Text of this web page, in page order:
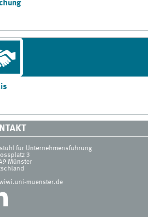
für Unternehmensführung
3
Münster
muenster.de